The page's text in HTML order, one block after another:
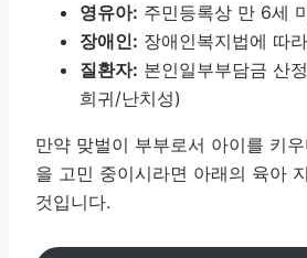
영유아: 주민등록상 만 6세
장애인: 장애인복지법에 따
질환자: 본인일부부담금 산
희귀/난치성)
만약 맞벌이 부부로서 아이를 키
을 고민 중이시라면 아래의 육아
것입니다.